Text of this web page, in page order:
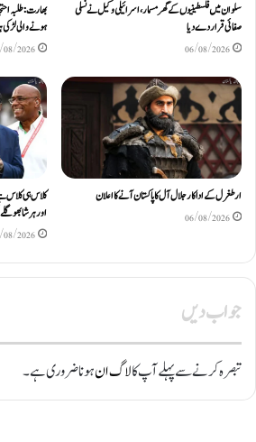
سلوان میں فلسطینیوں کے گھر مسمار، اسرائیلی وکیل نے نسلی
صفائی قرار دے دیا
06/08/2026
بھارت: طلبہ
ہونے والی لڑکی
08/2026
ارطغرل کے اداکار جلال آل کا پاکستان آنے کا اعلان
06/08/2026
کلاس ہی کلاس
اور ہرشا
08/2026
جواب دیں
تبصرہ کرنے سے پہلے آپ کالاگ انہونا ضروری ہے۔